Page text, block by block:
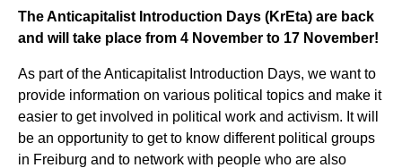
The Anticapitalist Introduction Days (KrEta) are back
and will take place from 4 November to 17 November!
As part of the Anticapitalist Introduction Days, we want to
provide information on various political topics and make it
easier to get involved in political work and activism. It will
be an opportunity to get to know different political groups
in Freiburg and to network with people who are also